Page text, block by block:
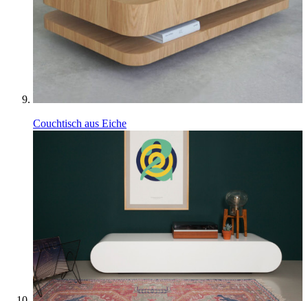
Couchtisch aus Eiche